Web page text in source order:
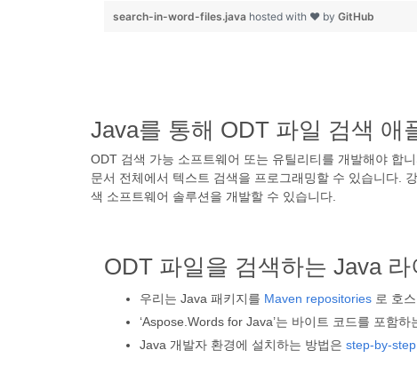
search-in-word-files.java hosted with ❤ by GitHub
Java를 통해 ODT 파일 검색 애
ODT 검색 가능 소프트웨어 또는 유틸리티를 개발해야 합
문서 전체에서 텍스트 검색을 프로그래밍할 수 있습니다.
색 소프트웨어 솔루션을 개발할 수 있습니다.
ODT 파일을 검색하는 Java 라
우리는 Java 패키지를 Maven repositories 로 호
‘Aspose.Words for Java’는 바이트 코드를 포함
Java 개발자 환경에 설치하는 방법은 step-by-